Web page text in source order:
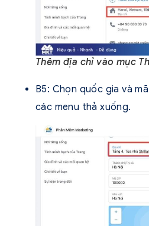
Thêm địa chỉ vào mục
B5: Chọn quốc gia và
các menu thả xuống.